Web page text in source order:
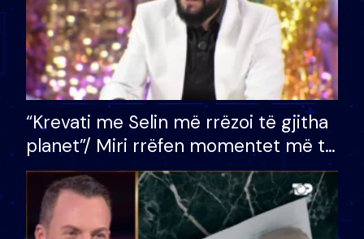
“Krevati me Selin më rrëzoi të gjitha
planet”/ Miri rrëfen momentet më të
bukura në shtëpinë e BB VIP: Do më
mungojë zilja e mëngjesit kur…